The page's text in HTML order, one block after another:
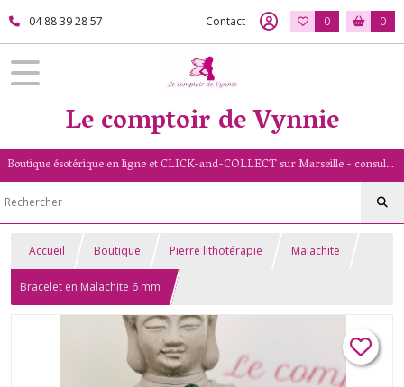
04 88 39 28 57 Contact 0 0
Le comptoir de Vynnie
Boutique ésotérique en ligne et CLICK-and-COLLECT sur Marseille - consultation de voyance par mail - livret numérologique (13/PACA)
Accueil Boutique Pierre lithotérapie Malachite
Bracelet en Malachite 6 mm